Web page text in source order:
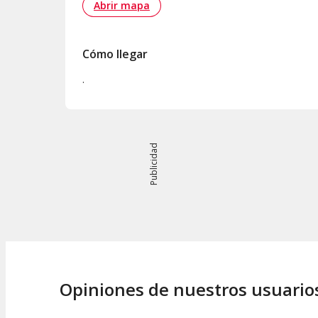
Abrir mapa
Cómo llegar
.
Publicidad
Opiniones de nuestros